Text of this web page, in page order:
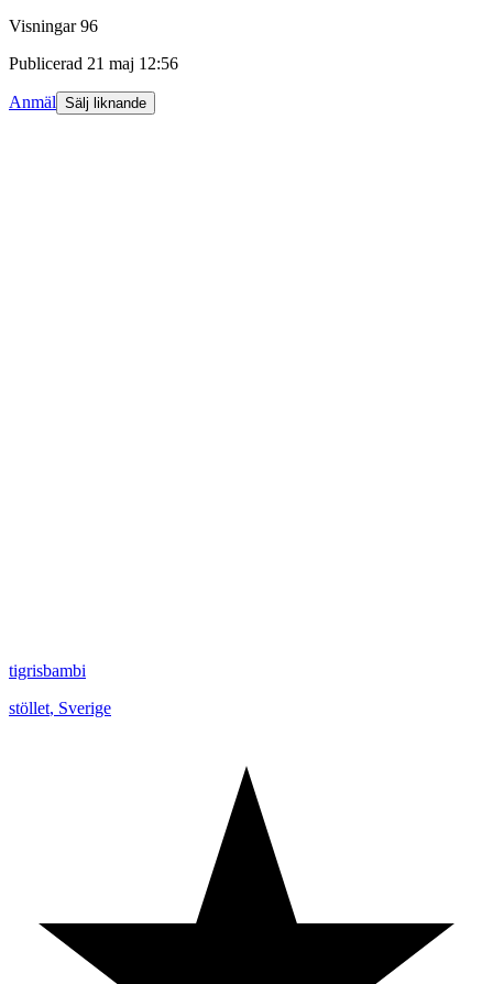
Visningar 96
Publicerad 21 maj 12:56
Anmäl Sälj liknande
tigrisbambi
stöllet, Sverige